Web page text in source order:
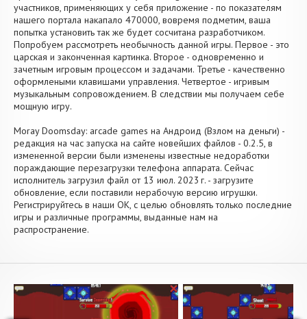
участников, применяющих у себя приложение - по показателям
нашего портала накапало 470000, вовремя подметим, ваша
попытка установить так же будет сосчитана разработчиком.
Попробуем рассмотреть необычность данной игры. Первое - это
царская и законченная картинка. Второе - одновременно и
зачетным игровым процессом и задачами. Третье - качественно
оформлеными клавишами управления. Четвертое - игривым
музыкальным сопровождением. В следствии мы получаем себе
мощную игру.
Moray Doomsday: arcade games на Андроид (Взлом на деньги) -
редакция на час запуска на сайте новейших файлов - 0.2.5, в
измененной версии были изменены известные недоработки
пораждающие перезагрузки телефона аппарата. Сейчас
исполнитель загрузил файл от 13 июл. 2023 г. - загрузите
обновление, если поставили нерабочую версию игрушки.
Регистрируйтесь в наши OK, с целью обновлять только последние
игры и различные программы, выданные нам на
распространение.